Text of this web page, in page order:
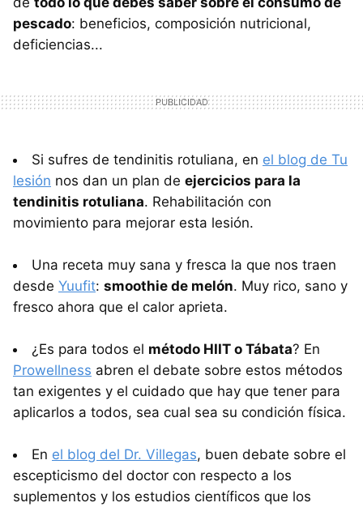
pescado: beneficios, composición nutricional,
deficiencias...
Si sufres de tendinitis rotuliana, en el blog de Tu
lesión nos dan un plan de ejercicios para la
tendinitis rotuliana. Rehabilitación con
movimiento para mejorar esta lesión.
Una receta muy sana y fresca la que nos traen
desde Yuufit: smoothie de melón. Muy rico, sano y
fresco ahora que el calor aprieta.
¿Es para todos el método HIIT o Tábata? En
Prowellness abren el debate sobre estos métodos
tan exigentes y el cuidado que hay que tener para
aplicarlos a todos, sea cual sea su condición física.
En el blog del Dr. Villegas, buen debate sobre el
escepticismo del doctor con respecto a los
suplementos y los estudios científicos que los